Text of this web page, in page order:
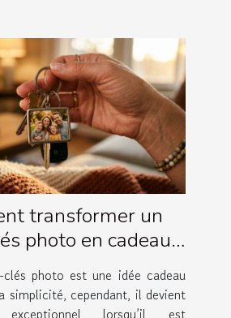
transformer un
photo en cadeau
émotionnel ?
photo est une idée cadeau
simplicité, cependant, il devient
exceptionnel lorsqu’il est